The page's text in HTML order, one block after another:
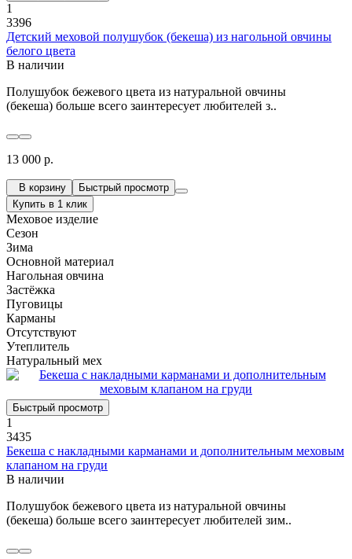
1
3396
Детский меховой полушубок (бекеша) из нагольной овчины
белого цвета
В наличии
Полушубок бежевого цвета из натуральной овчины
(бекеша) больше всего заинтересует любителей з..
13 000 р.
В корзину
Быстрый просмотр
Купить в 1 клик
Меховое изделие
Сезон
Зима
Основной материал
Нагольная овчина
Застёжка
Пуговицы
Карманы
Отсутствуют
Утеплитель
Натуральный мех
Быстрый просмотр
1
3435
Бекеша с накладными карманами и дополнительным меховым
клапаном на груди
В наличии
Полушубок бежевого цвета из натуральной овчины
(бекеша) больше всего заинтересует любителей зим..